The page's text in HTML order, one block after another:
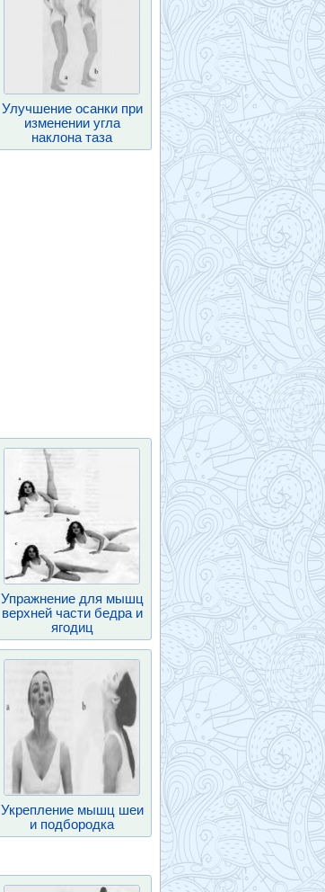
Улучшение осанки при
изменении угла
наклона таза
Упражнение для мышц
верхней части бедра и
ягодиц
Укрепление мышц шеи
и подбородка